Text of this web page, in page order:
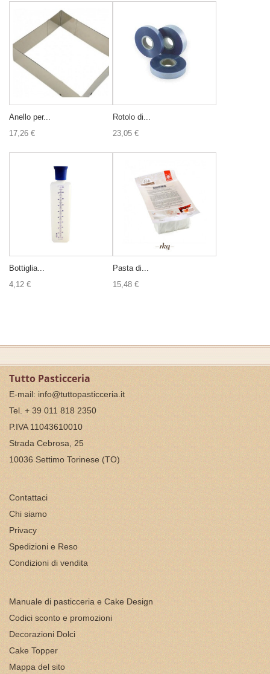
Anello per...
17,26 €
Rotolo di...
23,05 €
Bottiglia...
4,12 €
Pasta di...
15,48 €
Tutto Pasticceria
E-mail: info@tuttopasticceria.it
Tel. + 39 011 818 2350
P.IVA 11043610010
Strada Cebrosa, 25
10036 Settimo Torinese (TO)
Contattaci
Chi siamo
Privacy
Spedizioni e Reso
Condizioni di vendita
Manuale di pasticceria e Cake Design
Codici sconto e promozioni
Decorazioni Dolci
Cake Topper
Mappa del sito